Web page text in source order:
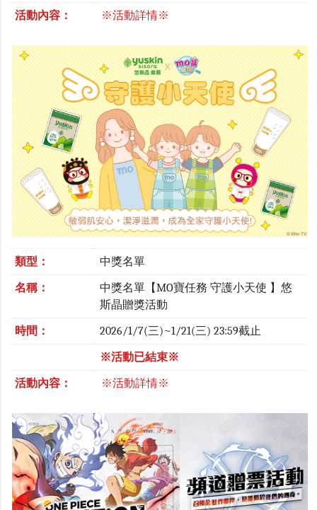
活動內容： ※活動詳情※
類型： 中獎名單
名稱：
中獎名單【MO寶任務 守護小天使 】悠
斯晶贈獎活動
時間： 2026/1/7(三)~1/21(三) 23:59截止
※活動已結束※
活動內容： ※活動詳情※